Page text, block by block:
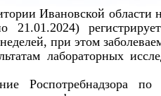
Ивановской области
21.01.2024)
при этом
лабораторных
Роспотребнадзора